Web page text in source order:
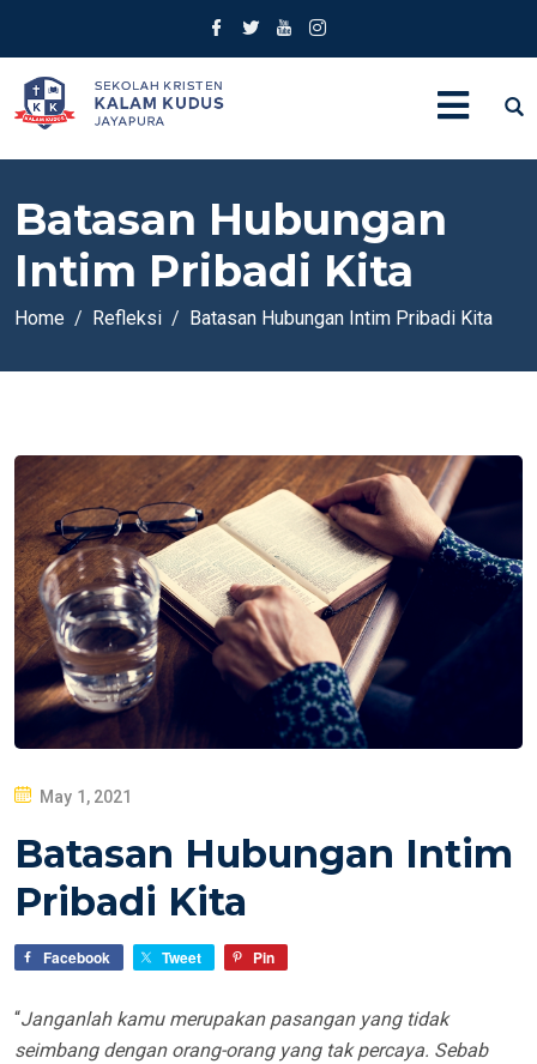
Batasan Hubungan
Intim Pribadi Kita
Home Refleksi Batasan Hubungan Intim Pribadi Kita
P
S
T
E
D
N
May 1, 2021
Batasan Hubungan Intim
Pribadi Kita
Facebook Tweet Pin
“Janganlah kamu merupakan pasangan yang tidak
seimbang dengan orang-orang yang tak percaya. Sebab